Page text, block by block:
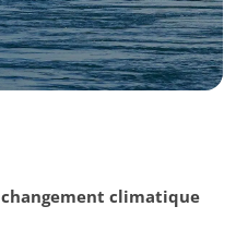
changement climatique